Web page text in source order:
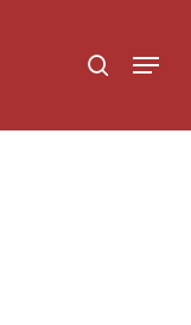
search
Menu